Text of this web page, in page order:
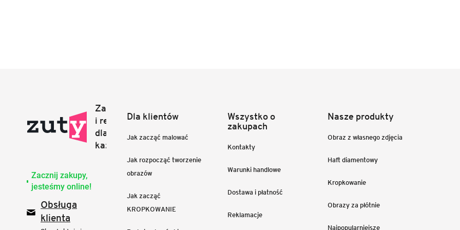
Zacznij zakupy,
jesteśmy online!
Obsługa
klienta
Dla klientów
Jak zacząć malować
Jak rozpocząć tworzenie
obrazów
Jak zacząć
KROPKOWANIE
Wszystko o
zakupach
Kontakty
Warunki handlowe
Dostawa i płatność
Reklamacje
Nasze produkty
Obraz z własnego zdjęcia
Haft diamentowy
Kropkowanie
Obrazy za płótnie
Najpopularniejsze